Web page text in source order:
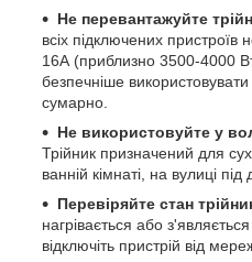
Не перевантажуйте
всіх підключених
16А (приблизно 3500-4000
безпечніше
сумарно.
Не використовуйте у
Трійник призначений для
ванній кімнаті, на вулиці
Перевіряйте стан
нагрівається або
відключіть пристрій від